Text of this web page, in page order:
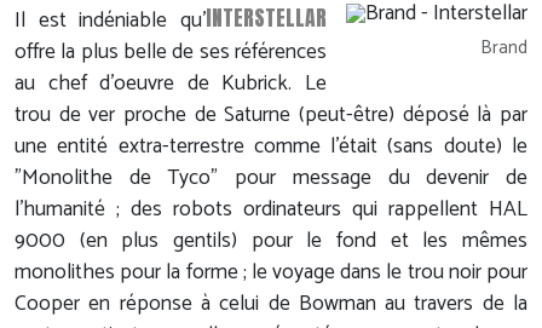
Brand
Il est indéniable qu'INTERSTELLAR
offre la plus belle de ses références
au chef d'oeuvre de Kubrick. Le
trou de ver proche de Saturne (peut-être) déposé là par
une entité extra-terrestre comme l'était (sans doute) le
"Monolithe de Tyco" pour message du devenir de
l'humanité ; des robots ordinateurs qui rappellent HAL
9000 (en plus gentils) pour le fond et les mêmes
monolithes pour la forme ; le voyage dans le trou noir pour
Cooper en réponse à celui de Bowman au travers de la